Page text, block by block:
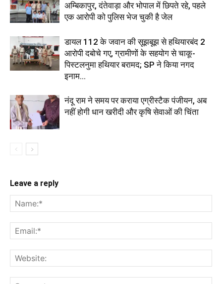
अम्बिकापुर, दंतेवाड़ा और भोपाल में छिपते रहे, पहले
एक आरोपी को पुलिस भेज चुकी है जेल
डायल 112 के जवान की सूझबूझ से हथियारबंद 2
आरोपी दबोचे गए, ग्रामीणों के सहयोग से चाकू-
पिस्टलनुमा हथियार बरामद; SP ने किया नगद
इनाम...
नंदू राम ने समय पर कराया एग्रीस्टैक पंजीयन, अब
नहीं होगी धान खरीदी और कृषि सेवाओं की चिंता
Leave a reply